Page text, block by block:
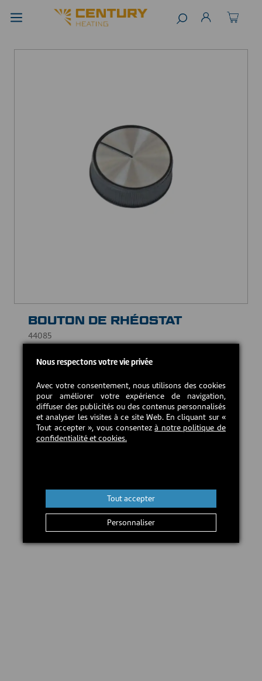
BOUTON DE RHÉOSTAT
44085
8,00 CAD$
En stock
Ajouter au panier
Nous respectons votre vie privée
Avec votre consentement, nous utilisons des cookies
pour améliorer votre expérience de navigation,
diffuser des publicités ou des contenus personnalisés
et analyser les visites à ce site Web. En cliquant sur «
Tout accepter », vous consentezà notre politique de
confidentialité et cookies.
Personnaliser
Tout accepter